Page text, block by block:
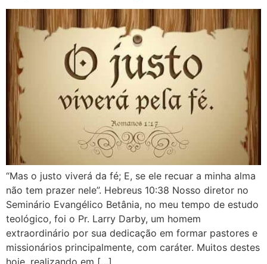
“Mas o justo viverá da fé; E, se ele recuar a minha alma
não tem prazer nele”. Hebreus 10:38 Nosso diretor no
Seminário Evangélico Betânia, no meu tempo de estudo
teológico, foi o Pr. Larry Darby, um homem
extraordinário por sua dedicação em formar pastores e
missionários principalmente, com caráter. Muitos destes
hoje, realizando em […]